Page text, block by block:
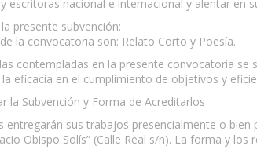
escritoras nacional e internacional y alentar en
presente subvención:
la convocatoria son: Relato Corto y Poesía.
contempladas en la presente convocatoria
eficacia en el cumplimiento de objetivos y
la Subvención y Forma de Acreditarlos
entregarán sus trabajos presencialmente o
Obispo Solís” (Calle Real s/n). La forma y